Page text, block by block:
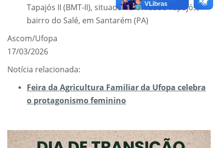
Tapajós II (BMT-II), situado na Unidade Tapajós,
bairro do Salé, em Santarém (PA)
Ascom/Ufopa
17/03/2026
Notícia relacionada:
Feira da Agricultura Familiar da Ufopa celebra
o protagonismo feminino